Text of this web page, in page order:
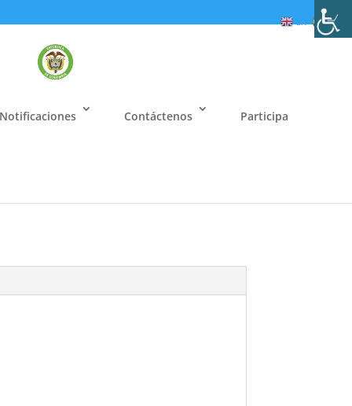
Notificaciones Contáctenos Participa
ES